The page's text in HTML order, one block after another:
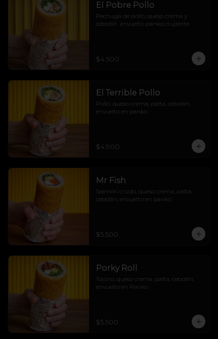
El Pobre Pollo
Pechuga de pollo, queso crema y
cebollín  envuelto panko crujiente
$4.500
El Terrible Pollo
Pollo, queso crema, palta, cebollín,
envuelto en panko
$4.900
Mr Fish
Salmón crudo, queso crema, palta,
cebollín, envuelto en panko
$5.500
Porky Roll
Tocino, queso crema, palta, cebollín,
envuelto en Panko
$5.500